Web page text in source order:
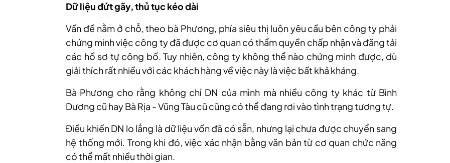
Dữ liệu đứt gãy, thủ tục kéo dài
Vấn đề nằm ở chỗ, theo bà Phương, phía siêu thị luôn yêu cầu bên công ty phải
chứng minh việc công ty đã được cơ quan có thẩm quyền chấp nhận và đăng tải
các hồ sơ tự công bố. Tuy nhiên, công ty không thể nào chứng minh được, dù
giải thích rất nhiều với các khách hàng về việc này là việc bất khả kháng.
Bà Phương cho rằng không chỉ DN của mình mà nhiều công ty khác từ Bình
Dương cũ hay Bà Rịa - Vũng Tàu cũ cũng có thể đang rơi vào tình trạng tương tự.
Điều khiến DN lo lắng là dữ liệu vốn đã có sẵn, nhưng lại chưa được chuyển sang
hệ thống mới. Trong khi đó, việc xác nhận bằng văn bản từ cơ quan chức năng
có thể mất nhiều thời gian.